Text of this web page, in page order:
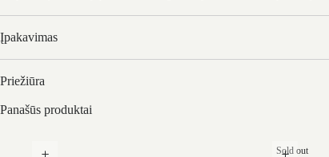
Įpakavimas
Priežiūra
Panašūs produktai
Sold out